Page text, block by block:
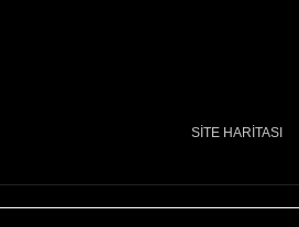
SİTE HARİTASI